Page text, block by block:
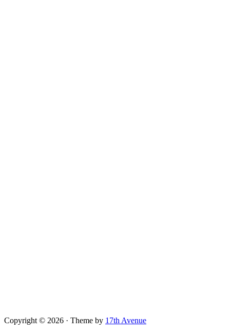
Copyright © 2026 · Theme by 17th Avenue